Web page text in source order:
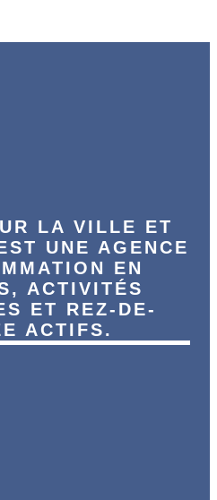
LA VILLE ET
UNE AGENCE
EN
ACTIVITÉS
ET REZ-DE-
ACTIFS.